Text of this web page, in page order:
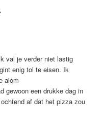
val je verder niet lastig
enig tol te eisen. Ik
alom
gewoon een drukke dag in
af dat het pizza zou